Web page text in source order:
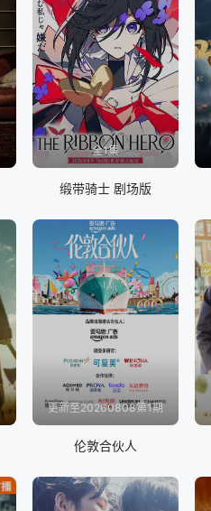
全1集
缎带骑士 剧场版
更新至20260808第1期
伦敦合伙人